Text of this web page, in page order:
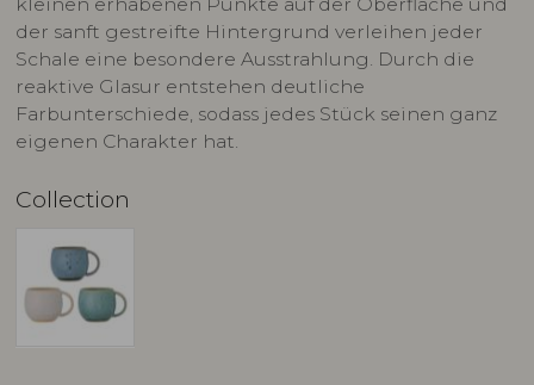
der sanft gestreifte Hintergrund verleihen jeder
Schale eine besondere Ausstrahlung. Durch die
reaktive Glasur entstehen deutliche
Farbunterschiede, sodass jedes Stück seinen ganz
eigenen Charakter hat.
Collection